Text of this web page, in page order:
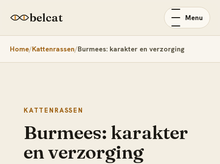
belcat Menu
Home Kattenrassen Burmees: karakter en verzorging
KATTENRASSEN
Burmees: karakter
en verzorging